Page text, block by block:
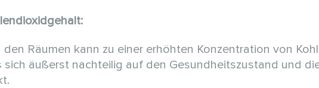
Räumen kann zu einer erhöhten Konzentration von
äußerst nachteilig auf den Gesundheitszustand und